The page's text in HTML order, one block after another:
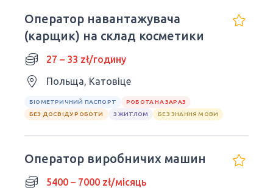
Оператор навантажувача
(карщик) на склад косметики
27 – 33 zł/годину
Польща, Катовіце
БІОМЕТРИЧНИЙ ПАСПОРТ
РОБОТА НА ЗАРАЗ
БЕЗ ДОСВІДУ РОБОТИ
З ЖИТЛОМ БЕЗ ЗНАННЯ МОВИ
Оператор виробничих машин
5400 – 7000 zł/місяць